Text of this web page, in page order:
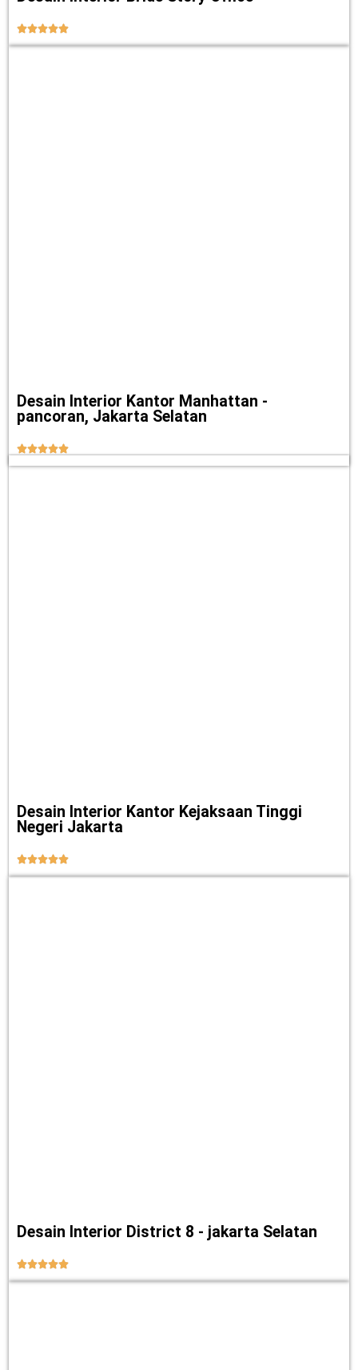

Desain Interior Kantor Manhattan -
pancoran, Jakarta Selatan

Desain Interior Kantor Kejaksaan Tinggi
Negeri Jakarta

Desain Interior District 8 - jakarta Selatan
